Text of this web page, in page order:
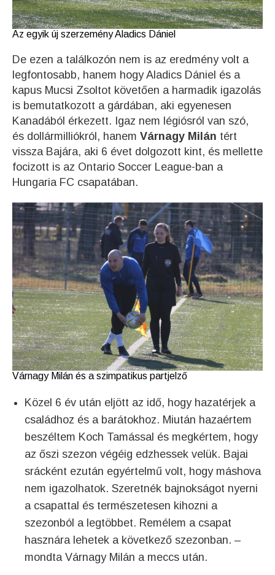
Az egyik új szerzemény Aladics Dániel
De ezen a találkozón nem is az eredmény volt a
legfontosabb, hanem hogy Aladics Dániel és a
kapus Mucsi Zsoltot követően a harmadik igazolás
is bemutatkozott a gárdában, aki egyenesen
Kanadából érkezett. Igaz nem légiósról van szó,
és dollármilliókról, hanem Várnagy Milán tért
vissza Bajára, aki 6 évet dolgozott kint, és mellette
focizott is az Ontario Soccer League-ban a
Hungaria FC csapatában.
Várnagy Milán és a szimpatikus partjelző
Közel 6 év után eljött az idő, hogy hazatérjek a
családhoz és a barátokhoz. Miután hazaértem
beszéltem Koch Tamással és megkértem, hogy
az őszi szezon végéig edzhessek velük. Bajai
srácként ezután egyértelmű volt, hogy máshova
nem igazolhatok. Szeretnék bajnokságot nyerni
a csapattal és természetesen kihozni a
szezonból a legtöbbet. Remélem a csapat
hasznára lehetek a következő szezonban. –
mondta Várnagy Milán a meccs után.